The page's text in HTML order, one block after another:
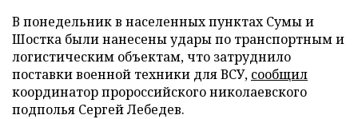
В понедельник в населенных пунктах Сумы и
Шостка были нанесены удары по транспортным и
логистическим объектам, что затруднило
поставки военной техники для ВСУ, сообщил
координатор пророссийского николаевского
подполья Сергей Лебедев.